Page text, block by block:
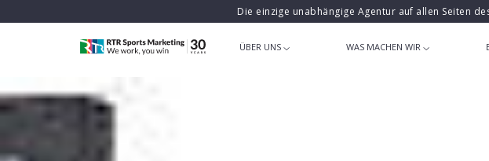
Die einzige unabhängige Agentur auf allen Seiten
ÜBER UNS WAS MACHEN WIR